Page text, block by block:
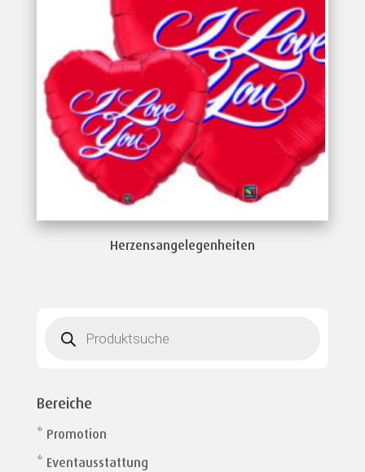
Herzensangelegenheiten
search
Bereiche
* Promotion
* Eventausstattung